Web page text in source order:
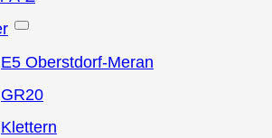
E5 Oberstdorf-Meran
GR20
Klettern